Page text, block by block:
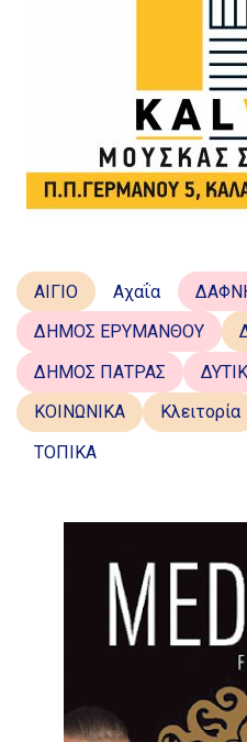
ΑΙΓΙΟ Αχαΐα
ΔΗΜΟΣ ΕΡΥΜΑΝΘΟΥ
ΔΗΜΟΣ ΠΑΤΡΑΣ
ΚΟΙΝΩΝΙΚΑ
Κλειτορία
ΤΟΠΙΚΑ